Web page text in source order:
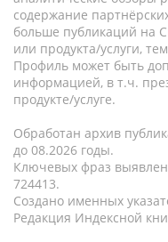
содержание
больше публикаций на
или продукта/услуги,
Профиль может быть
информацией, в т.ч.
продукте/услуге.
Обработан архив
до 08.2026 годы.
Ключевых фраз
724413.
Создано именных
Редакция Индексной